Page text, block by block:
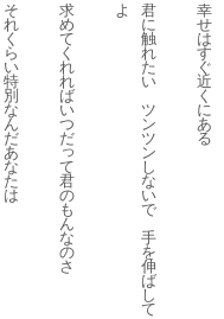
幸
せ
は
す
ぐ
近
く
に
あ
る
君
に
触
れ
た
い
ツ
ン
ツ
ン
し
な
い
で
手
を
伸
ば
し
て
よ
求
め
て
く
れ
れ
ば
い
つ
だ
っ
て
君
の
も
ん
な
の
さ
そ
れ
く
ら
い
特
別
な
ん
だ
あ
な
た
は